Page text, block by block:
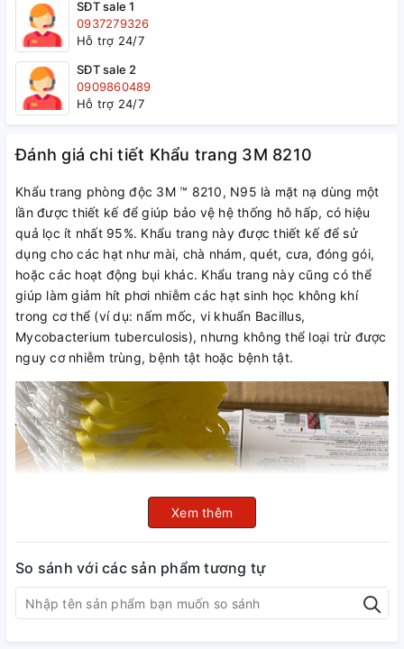
SĐT sale 1
0937279326
Hỗ trợ 24/7
SĐT sale 2
0909860489
Hỗ trợ 24/7
Đánh giá chi tiết Khẩu trang 3M 8210
Khẩu trang phòng độc 3M ™ 8210, N95 là mặt nạ dùng một
lần được thiết kế để giúp bảo vệ hệ thống hô hấp, có hiệu
quả lọc ít nhất 95%. Khẩu trang này được thiết kế để sử
dụng cho các hạt như mài, chà nhám, quét, cưa, đóng gói,
hoặc các hoạt động bụi khác. Khẩu trang này cũng có thể
giúp làm giảm hít phơi nhiễm các hạt sinh học không khí
trong cơ thể (ví dụ: nấm mốc, vi khuẩn Bacillus,
Mycobacterium tuberculosis), nhưng không thể loại trừ được
nguy cơ nhiễm trùng, bệnh tật hoặc bệnh tật.
Xem thêm
So sánh với các sản phẩm tương tự